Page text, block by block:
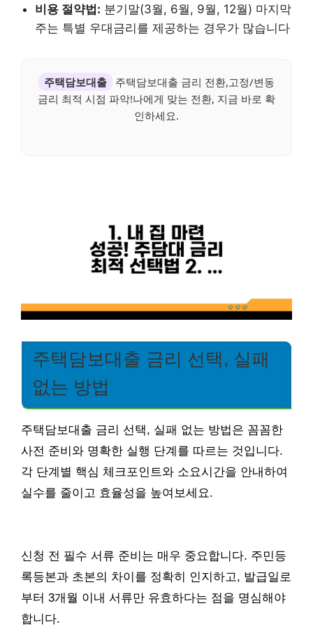
비용 절약법: 분기말(3월, 6월, 9월, 12월) 마지막
주는 특별 우대금리를 제공하는 경우가 많습니다
주택담보대출
주택담보대출 금리 전환,고정/변동
금리 최적 시점 파악!나에게 맞는 전환, 지금 바로 확
인하세요.
주택담보대출 금리 선택, 실패
없는 방법
주택담보대출 금리 선택, 실패 없는 방법은 꼼꼼한
사전 준비와 명확한 실행 단계를 따르는 것입니다.
각 단계별 핵심 체크포인트와 소요시간을 안내하여
실수를 줄이고 효율성을 높여보세요.
신청 전 필수 서류 준비는 매우 중요합니다. 주민등
록등본과 초본의 차이를 정확히 인지하고, 발급일로
부터 3개월 이내 서류만 유효하다는 점을 명심해야
합니다.